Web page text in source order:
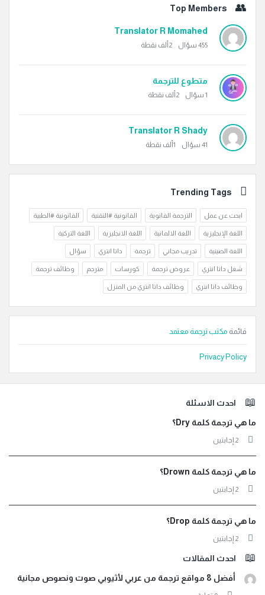
Top Members
Translator R Momahed
455 سؤال 2ألف نقطة
متطوع للترجمة
1 سؤال 2ألف نقطة
Translator R Shady
41 سؤال 1ألف نقطة
Trending Tags
ابحث عن عمل الترجمة القانوية القانونية #التقنية القانونية #الطبية
اللغة الإنجليزية اللغة الالمانية اللغة الانجليزية اللغة التركية
اللغة الصينية تدريب مجاني ترجمة داتا انتري سؤال
شغل داتا انتري عروض ترجمة كورسات مترجم وظائف ترجمة
وظائف داتا انتري وظائف داتا انتري من المنزل
قائمة مكتب ترجمة معتمد
Privacy Policy
الفوتراحدث الاسئلة
ما هي ترجمة كلمة Dry؟
‫2 إجابتين
ما هي ترجمة كلمة Drown؟
‫2 إجابتين
ما هي ترجمة كلمة Drop؟
‫2 إجابتين
احدث المقالات
أفضل 8 مواقع ترجمة من عربي لأثيوبي صوت ونصوص مجانية